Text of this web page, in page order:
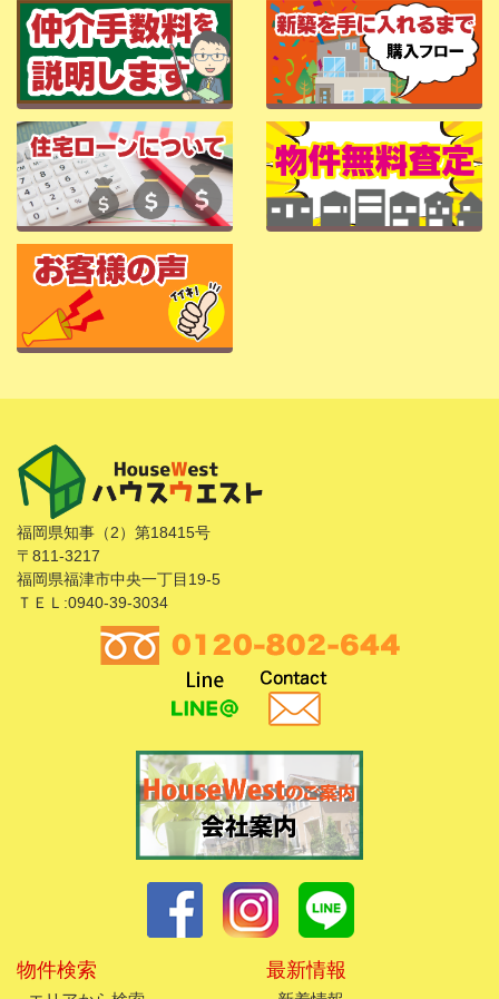
福岡県知事（2）第18415号
〒811-3217
福岡県福津市中央一丁目19-5
ＴＥＬ:0940-39-3034
物件検索 最新情報